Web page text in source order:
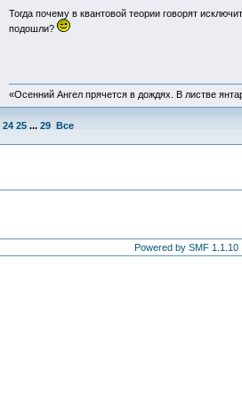
Тогда почему в квантовой теории говорят
подошли?
«Осенний Ангел прячется в дождях. В листве
24 25 ... 29 Все
Powered by SMF 1.1.10